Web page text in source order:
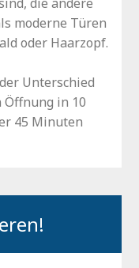
moderne Türen
oder Haarzopf.
Unterschied
in 10
45 Minuten